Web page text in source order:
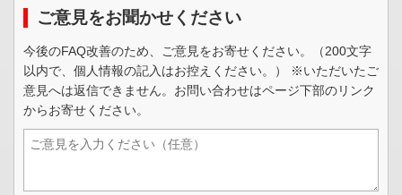
ご意見をお聞かせください
今後のFAQ改善のため、ご意見をお寄せください。（200文字
以内で、個人情報の記入はお控えください。） ※いただいたご
意見へは返信できません。お問い合わせはページ下部のリンク
からお寄せください。